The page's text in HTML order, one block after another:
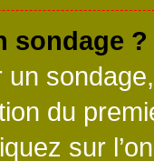
sondage ?
du
sur